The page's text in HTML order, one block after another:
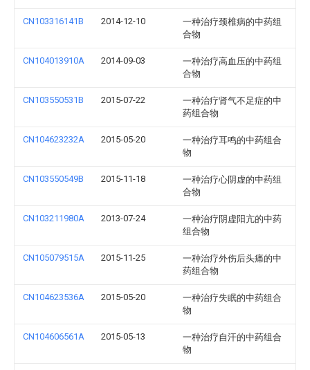
CN103316141B 2014-12-10
一种治疗颈椎病的中药组
合物
CN104013910A 2014-09-03
一种治疗高血压的中药组
合物
CN103550531B 2015-07-22
一种治疗肾气不足症的中
药组合物
CN104623232A 2015-05-20
一种治疗耳鸣的中药组合
物
CN103550549B 2015-11-18
一种治疗心阴虚的中药组
合物
CN103211980A 2013-07-24
一种治疗阴虚阳亢的中药
组合物
CN105079515A 2015-11-25
一种治疗外伤后头痛的中
药组合物
CN104623536A 2015-05-20
一种治疗失眠的中药组合
物
CN104606561A 2015-05-13
一种治疗自汗的中药组合
物